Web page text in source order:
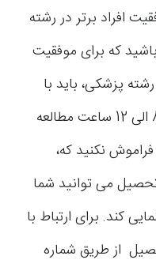
افراد برتر در رشته
که برای موفقیت
پزشکی، باید با
داشتن برنامه ای اصولی، روزانه 8 الی 12 ساعت مطالعه
نکنید که،
می توانید شما
کند. برای ارتباط با
از طریق شماره